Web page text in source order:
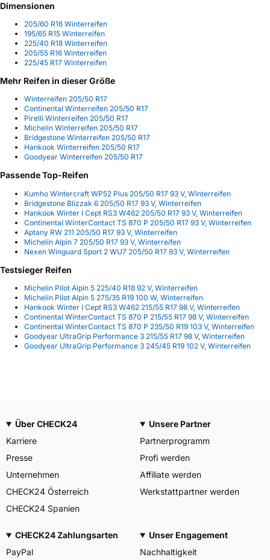
Dimensionen
205/60 R16 Winterreifen
195/65 R15 Winterreifen
225/40 R18 Winterreifen
205/55 R16 Winterreifen
225/45 R17 Winterreifen
Mehr Reifen in dieser Größe
Winterreifen 205/50 R17
Continental Winterreifen 205/50 R17
Pirelli Winterreifen 205/50 R17
Michelin Winterreifen 205/50 R17
Bridgestone Winterreifen 205/50 R17
Hankook Winterreifen 205/50 R17
Goodyear Winterreifen 205/50 R17
Passende Top-Reifen
Kumho Wintercraft WP52 Plus 205/50 R17 93 V, Winterreifen
Bridgestone Blizzak 6 205/50 R17 93 V, Winterreifen
Hankook Winter I Cept RS3 W462 205/50 R17 93 V, Winterreifen
Continental WinterContact TS 870 P 205/50 R17 93 V, Winterreifen
Aptany RW 211 205/50 R17 93 V, Winterreifen
Michelin Alpin 7 205/50 R17 93 V, Winterreifen
Nexen Winguard Sport 2 WU7 205/50 R17 93 V, Winterreifen
Testsieger Reifen
Michelin Pilot Alpin 5 225/40 R18 92 V, Winterreifen
Michelin Pilot Alpin 5 275/35 R19 100 W, Winterreifen
Hankook Winter I Cept RS3 W462 215/55 R17 98 V, Winterreifen
Continental WinterContact TS 870 P 215/55 R17 98 V, Winterreifen
Continental WinterContact TS 870 P 235/50 R19 103 V, Winterreifen
Goodyear UltraGrip Performance 3 215/55 R17 98 V, Winterreifen
Goodyear UltraGrip Performance 3 245/45 R19 102 V, Winterreifen
Über CHECK24
Karriere
Presse
Unternehmen
CHECK24 Österreich
CHECK24 Spanien
Unsere Partner
Partnerprogramm
Profi werden
Affiliate werden
Werkstattpartner werden
CHECK24 Zahlungsarten
PayPal
Unser Engagement
Nachhaltigkeit